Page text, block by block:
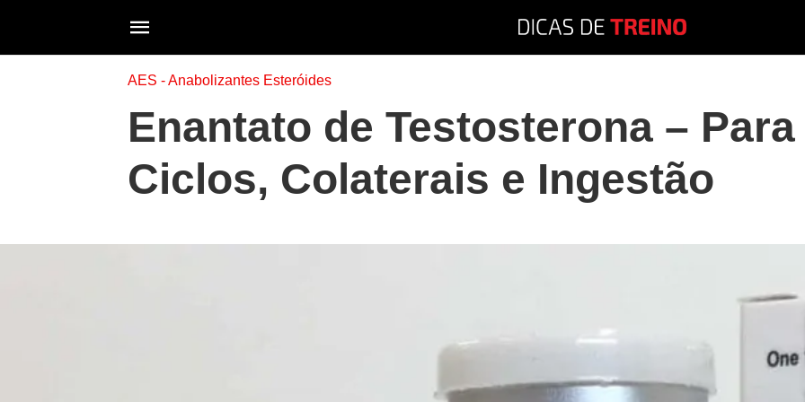
AES - Anabolizantes Esteróides
Enantato de Testosterona –
Ciclos, Colaterais e Ingestão